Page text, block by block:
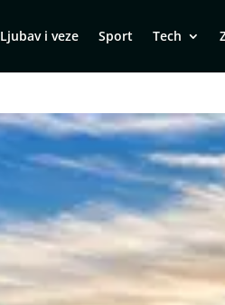
Ljubav i veze Sport Tech